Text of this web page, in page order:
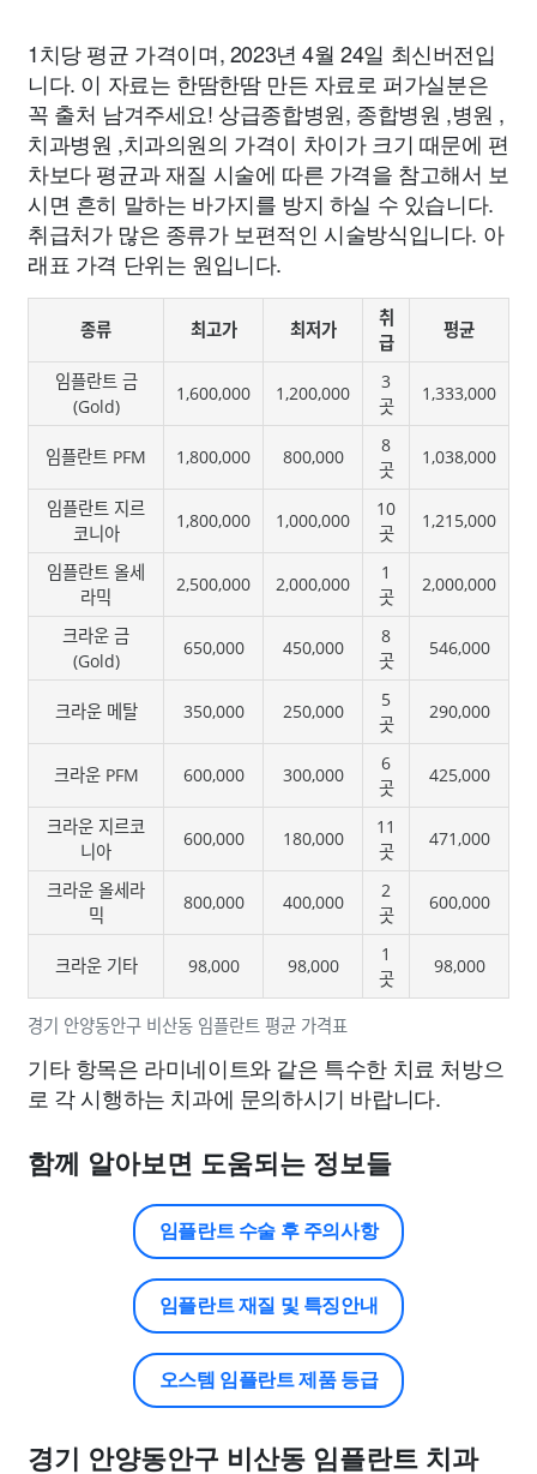
1치당 평균 가격이며, 2023년 4월 24일 최신버전입
니다. 이 자료는 한땀한땀 만든 자료로 퍼가실분은
꼭 출처 남겨주세요! 상급종합병원, 종합병원 ,병원 ,
치과병원 ,치과의원의 가격이 차이가 크기 때문에 편
차보다 평균과 재질 시술에 따른 가격을 참고해서 보
시면 흔히 말하는 바가지를 방지 하실 수 있습니다.
취급처가 많은 종류가 보편적인 시술방식입니다. 아
래표 가격 단위는 원입니다.
경기 안양동안구 비산동 임플란트 평균 가격표
종류 최고가 최저가
취
급
평균
임플란트 금
(Gold)
1,600,000 1,200,000
3
곳
1,333,000
임플란트 PFM 1,800,000 800,000
8
곳
1,038,000
임플란트 지르
코니아
1,800,000 1,000,000
10
곳
1,215,000
임플란트 올세
라믹
2,500,000 2,000,000
1
곳
2,000,000
크라운 금
(Gold)
650,000 450,000
8
곳
546,000
크라운 메탈 350,000 250,000
5
곳
290,000
크라운 PFM 600,000 300,000
6
곳
425,000
크라운 지르코
니아
600,000 180,000
11
곳
471,000
크라운 올세라
믹
800,000 400,000
2
곳
600,000
크라운 기타 98,000 98,000
1
곳
98,000
기타 항목은 라미네이트와 같은 특수한 치료 처방으
로 각 시행하는 치과에 문의하시기 바랍니다.
함께 알아보면 도움되는 정보들
임플란트 수술 후 주의사항
임플란트 재질 및 특징안내
오스템 임플란트 제품 등급
경기 안양동안구 비산동 임플란트 치과